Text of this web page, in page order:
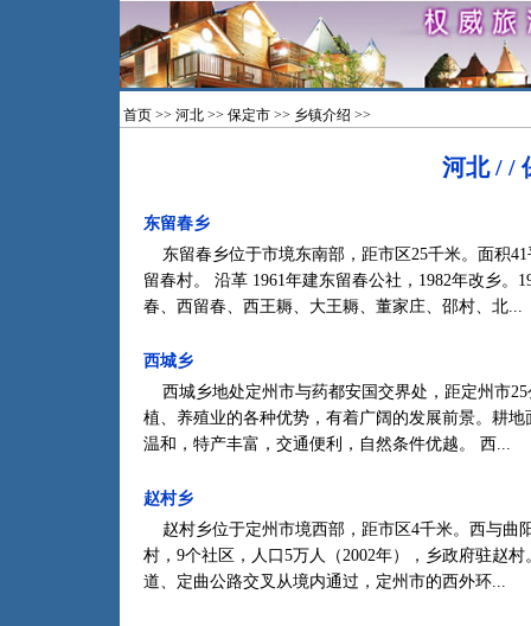
首页 >> 河北 >> 保定市 >> 乡镇介绍 >>
河北 / /
东留春乡
东留春乡位于市境东南部，距市区25千米。面积
留春村。 沿革 1961年建东留春公社，1982年改乡。
春、西留春、西王耨、大王耨、董家庄、邵村、北...
西城乡
西城乡地处定州市与药都安国交界处，距定州市
植、养殖业的各种优势，有着广阔的发展前景。耕
温和，特产丰富，交通便利，自然条件优越。 西...
赵村乡
赵村乡位于定州市境西部，距市区4千米。西与曲
村，9个社区，人口5万人（2002年），乡政府驻赵
道、定曲公路交叉从境内通过，定州市的西外环...